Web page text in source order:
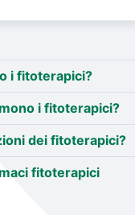
i fitoterapici?
i fitoterapici?
dei fitoterapici?
fitoterapici